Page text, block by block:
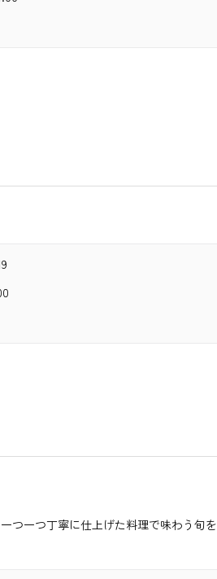
つ一つ丁寧に仕上げた料理で味わう旬を